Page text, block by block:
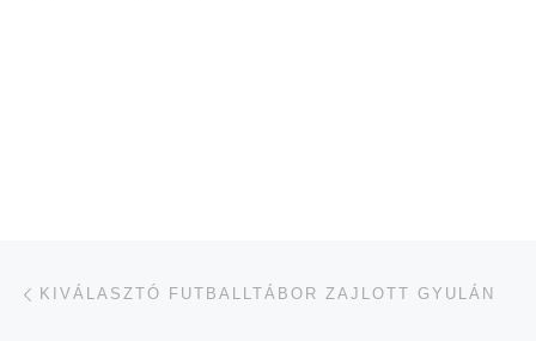
Navigálás a bejegyzések között
KIVÁLASZTÓ FUTBALLTÁBOR ZAJLOTT GYULÁN